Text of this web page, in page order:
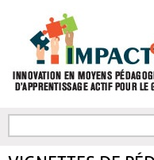
FORMULAIRE DE